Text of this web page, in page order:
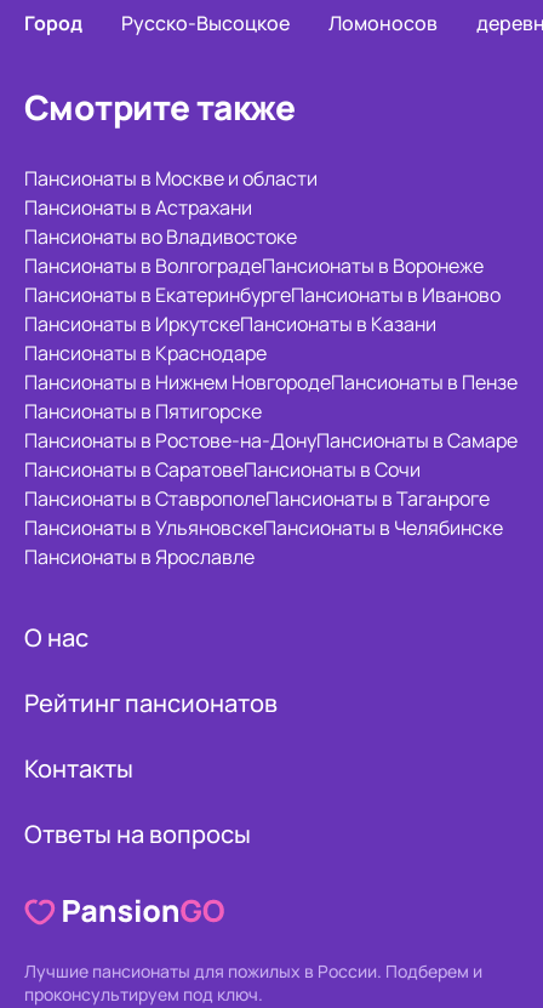
Город Русско-Высоцкое Ломоносов
Смотрите также
Пансионаты в Москве и области
Пансионаты в Астрахани
Пансионаты во Владивостоке
Пансионаты в ВолгоградеПансионаты в Воронеже
Пансионаты в ЕкатеринбургеПансионаты в Иваново
Пансионаты в ИркутскеПансионаты в Казани
Пансионаты в Краснодаре
Пансионаты в Нижнем НовгородеПансионаты в Пензе
Пансионаты в Пятигорске
Пансионаты в Ростове-на-ДонуПансионаты в Самаре
Пансионаты в СаратовеПансионаты в Сочи
Пансионаты в СтаврополеПансионаты в Таганроге
Пансионаты в УльяновскеПансионаты в Челябинске
Пансионаты в Ярославле
О нас
Рейтинг пансионатов
Контакты
Ответы на вопросы
Лучшие пансионаты для пожилых в России. Подберем и
проконсультируем под ключ.